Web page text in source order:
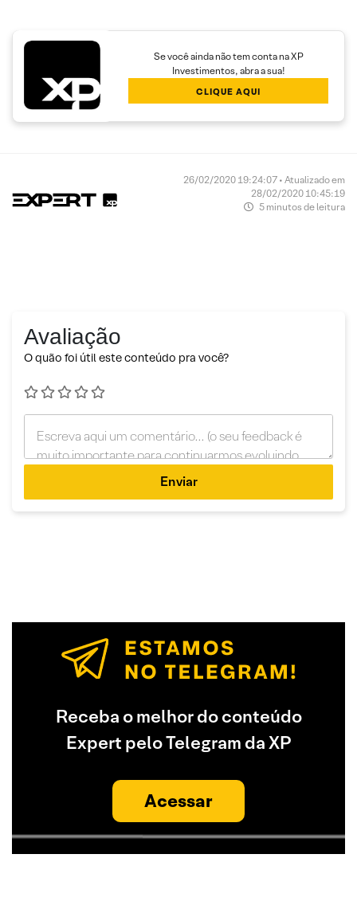
Se você ainda não tem conta na XP
Investimentos, abra a sua!
CLIQUE AQUI
26/02/2020 19:24:07 • Atualizado em
28/02/2020 10:45:19
5 minutos de leitura
Avaliação
O quão foi útil este conteúdo pra você?
Enviar
Receba o melhor do conteúdo
Expert pelo Telegram da XP
Acessar